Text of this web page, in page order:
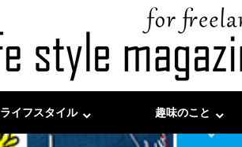
ライフスタイル 趣味のこと